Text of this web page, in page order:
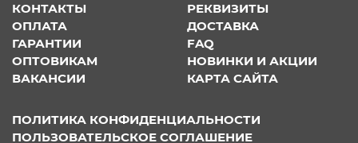
КОНТАКТЫ
РЕКВИЗИТЫ
ОПЛАТА
ДОСТАВКА
ГАРАНТИИ
FAQ
ОПТОВИКАМ
НОВИНКИ И АКЦИИ
ВАКАНСИИ
КАРТА САЙТА
ПОЛИТИКА КОНФИДЕНЦИАЛЬНОСТИ
ПОЛЬЗОВАТЕЛЬСКОЕ СОГЛАШЕНИЕ